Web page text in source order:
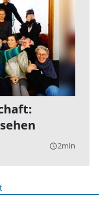
query_builder2min